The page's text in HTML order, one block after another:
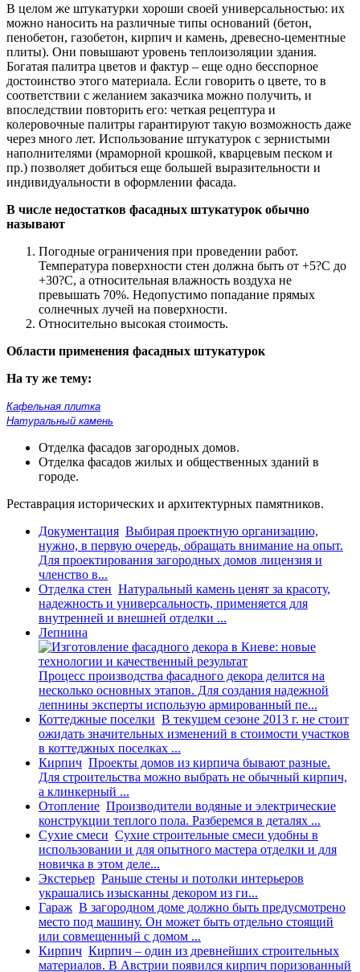
В целом же штукатурки хороши своей универсальностью: их
можно наносить на различные типы оснований (бетон,
пенобетон, газобетон, кирпич и камень, древесно-цементные
плиты). Они повышают уровень теплоизоляции здания.
Богатая палитра цветов и фактур – еще одно бесспорное
достоинство этого материала. Если говорить о цвете, то в
соответствии с желанием заказчика можно получить, и
впоследствии повторить его: четкая рецептура и
колеровочные палитры гарантируют такую возможность даже
через много лет. Использование штукатурок с зернистыми
наполнителями (мраморной крошкой, кварцевым песком и
пр.) позволяет добиться еще большей выразительности и
индивидуальности в оформлении фасада.
В числе недостатков фасадных штукатурок обычно
называют
Погодные ограничения при проведении работ.
Температура поверхности стен должна быть от +5?С до
+30?С, а относительная влажность воздуха не
превышать 70%. Недопустимо попадание прямых
солнечных лучей на поверхности.
Относительно высокая стоимость.
Области применения фасадных штукатурок
На ту же тему:
Кафельная плитка
Натуральный камень
Отделка фасадов загородных домов.
Отделка фасадов жилых и общественных зданий в
городе.
Реставрация исторических и архитектурных памятников.
Документация Выбирая проектную организацию,
нужно, в первую очередь, обращать внимание на опыт.
Для проектирования загородных домов лицензия и
членство в...
Отделка стен Натуральный камень ценят за красоту,
надежность и универсальность, применяется для
внутренней и внешней отделки ...
Лепнина
Процесс производства фасадного декора делится на
несколько основных этапов. Для создания надежной
лепнины эксперты использую армированный пе...
Коттеджные поселки В текущем сезоне 2013 г. не стоит
ожидать значительных изменений в стоимости участков
в коттеджных поселках ...
Кирпич Проекты домов из кирпича бывают разные.
Для строительства можно выбрать не обычный кирпич,
а клинкерный ...
Отопление Производители водяные и электрические
конструкции теплого пола. Разберемся в деталях ...
Сухие смеси Сухие строительные смеси удобны в
использовании и для опытного мастера отделки и для
новичка в этом деле...
Экстерьер Раньше стены и потолки интерьеров
украшались изысканны декором из ги...
Гараж В загородном доме должно быть предусмотрено
место под машину. Он может быть отдельно стоящий
или совмещенный с домом ...
Кирпич Кирпич – один из древнейших строительных
материалов. В Австрии появился кирпич поризованный